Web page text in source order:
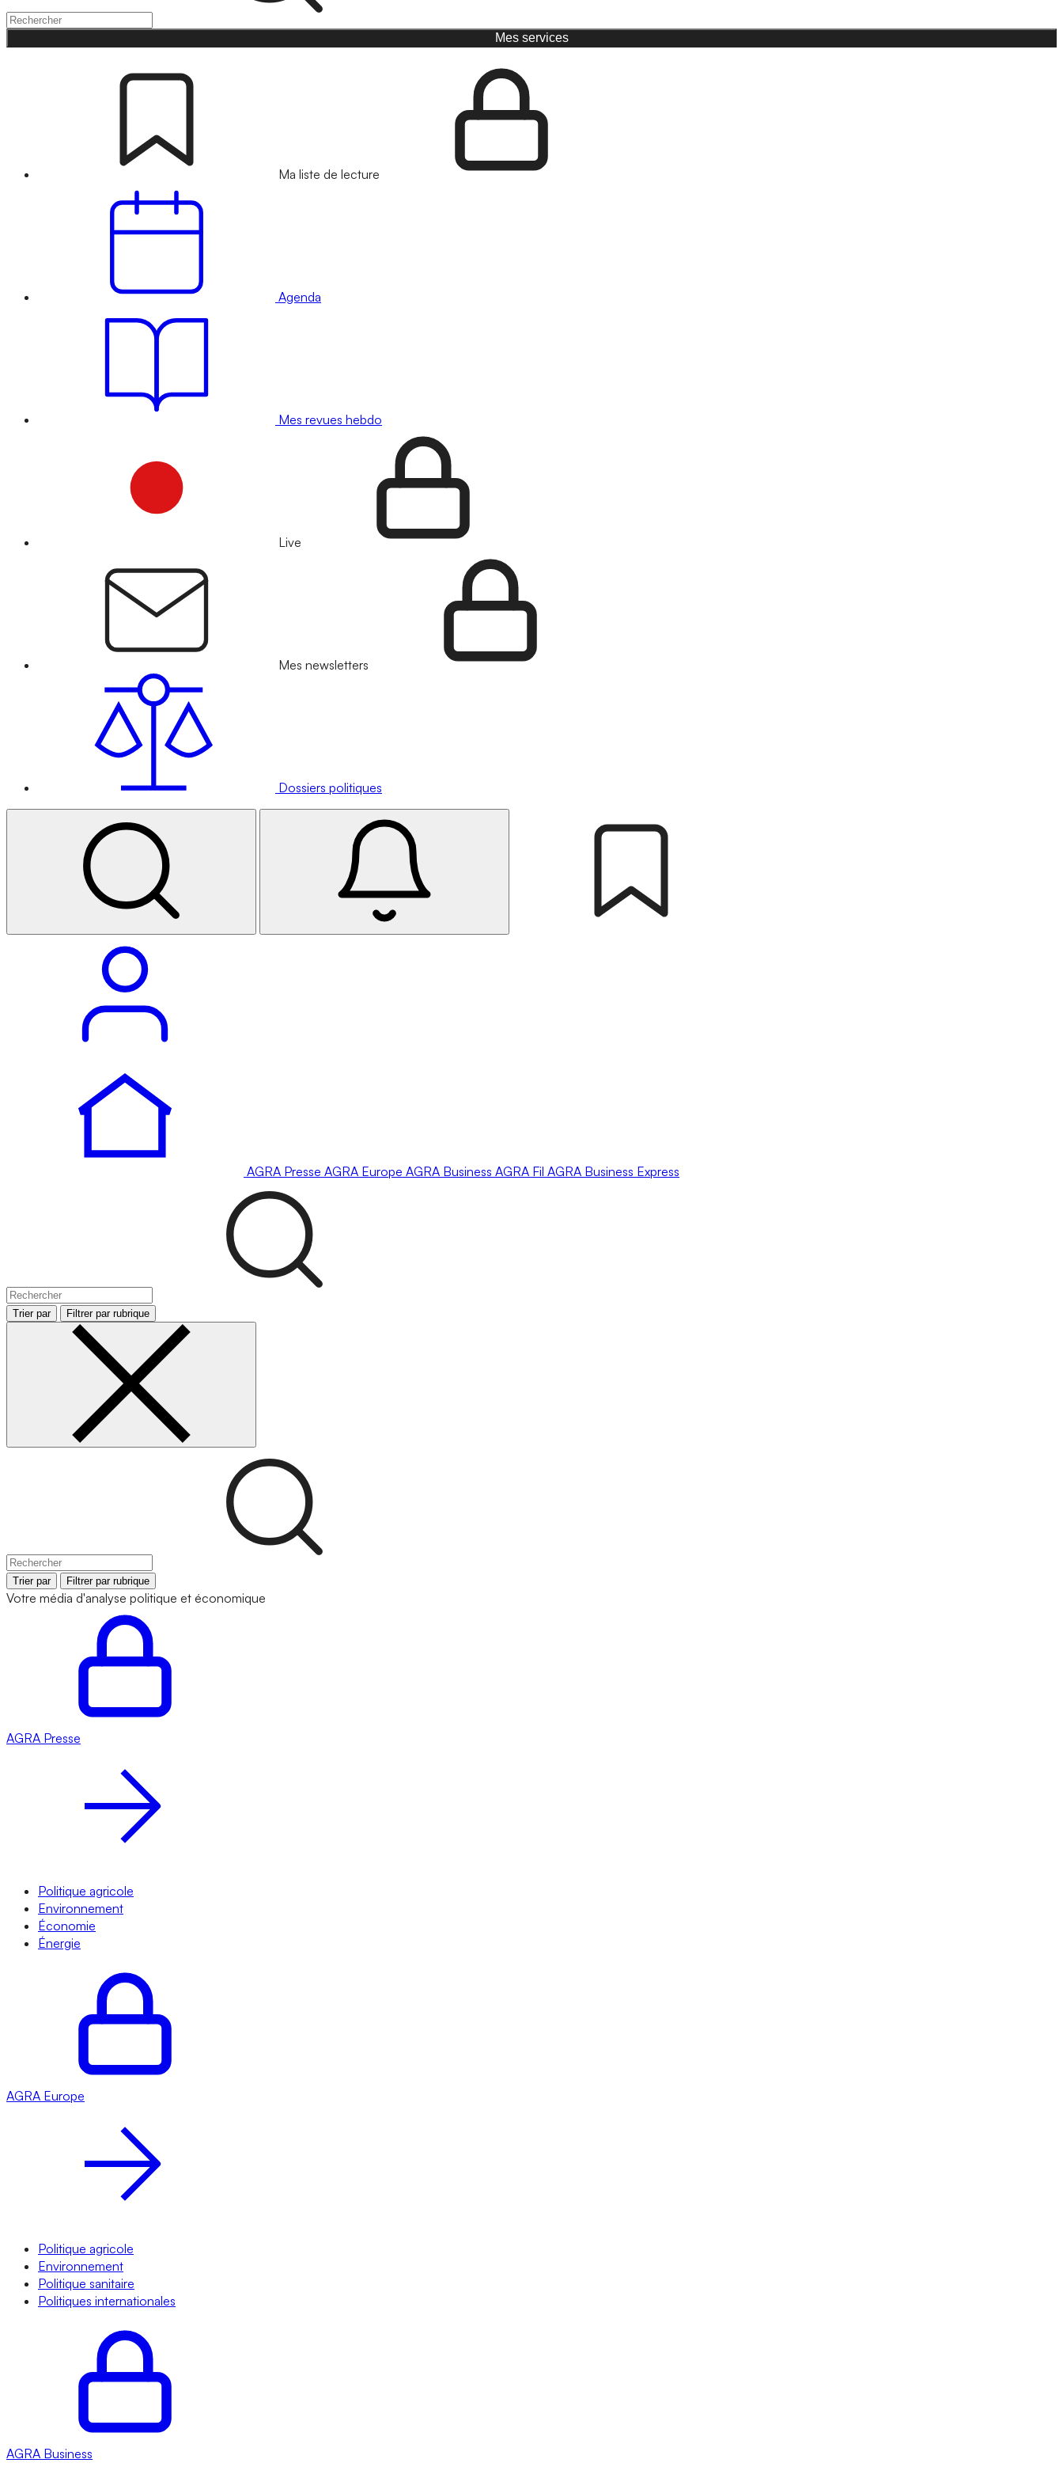
Mes services
Ma liste de lecture
Agenda
Mes revues hebdo
Live
Mes newsletters
Dossiers politiques
AGRA Presse AGRA Europe AGRA Business AGRA Fil AGRA Business Express
Trier par Filtrer par rubrique
Trier par Filtrer par rubrique
Votre média d'analyse politique et économique
AGRA Presse
Politique agricole
Environnement
Économie
Énergie
AGRA Europe
Politique agricole
Environnement
Politique sanitaire
Politiques internationales
AGRA Business